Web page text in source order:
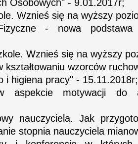
Osobowych" - 9.01.2017r;
Wznieś się na wyższy
- nowa
Wznieś się na wyższy
kształtowaniu wzorców
i higiena pracy" - 15.11.2018r;
aspekcie motywacji do
nauczyciela. Jak
stopnia nauczyciela